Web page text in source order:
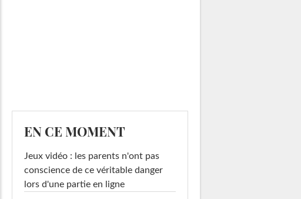
EN CE MOMENT
Jeux vidéo : les parents n'ont pas
conscience de ce véritable danger
lors d'une partie en ligne